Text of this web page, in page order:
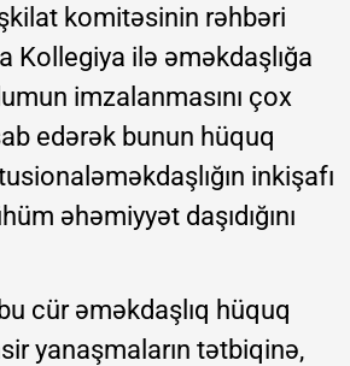
komitəsinin rəhbəri
Kollegiya ilə əməkdaşlığa
imzalanmasını çox
edərək bunun hüquq
inkişafı
əhəmiyyət daşıdığını
cür əməkdaşlıq hüquq
yanaşmaların tətbiqinə,